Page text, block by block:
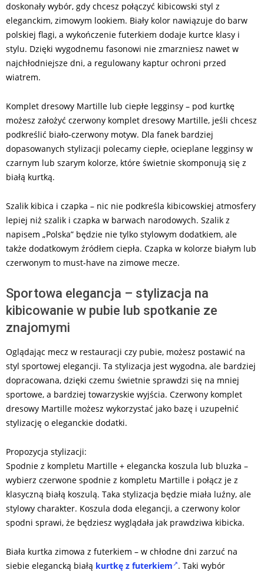
doskonały wybór, gdy chcesz połączyć kibicowski styl z
eleganckim, zimowym lookiem. Biały kolor nawiązuje do barw
polskiej flagi, a wykończenie futerkiem dodaje kurtce klasy i
stylu. Dzięki wygodnemu fasonowi nie zmarzniesz nawet w
najchłodniejsze dni, a regulowany kaptur ochroni przed
wiatrem.
Komplet dresowy Martille lub ciepłe legginsy – pod kurtkę
możesz założyć czerwony komplet dresowy Martille, jeśli chcesz
podkreślić biało-czerwony motyw. Dla fanek bardziej
dopasowanych stylizacji polecamy ciepłe, ocieplane legginsy w
czarnym lub szarym kolorze, które świetnie skomponują się z
białą kurtką.
Szalik kibica i czapka – nic nie podkreśla kibicowskiej atmosfery
lepiej niż szalik i czapka w barwach narodowych. Szalik z
napisem „Polska” będzie nie tylko stylowym dodatkiem, ale
także dodatkowym źródłem ciepła. Czapka w kolorze białym lub
czerwonym to must-have na zimowe mecze.
Sportowa elegancja – stylizacja na
kibicowanie w pubie lub spotkanie ze
znajomymi
Oglądając mecz w restauracji czy pubie, możesz postawić na
styl sportowej elegancji. Ta stylizacja jest wygodna, ale bardziej
dopracowana, dzięki czemu świetnie sprawdzi się na mniej
sportowe, a bardziej towarzyskie wyjścia. Czerwony komplet
dresowy Martille możesz wykorzystać jako bazę i uzupełnić
stylizację o eleganckie dodatki.
Propozycja stylizacji:
Spodnie z kompletu Martille + elegancka koszula lub bluzka –
wybierz czerwone spodnie z kompletu Martille i połącz je z
klasyczną białą koszulą. Taka stylizacja będzie miała luźny, ale
stylowy charakter. Koszula doda elegancji, a czerwony kolor
spodni sprawi, że będziesz wyglądała jak prawdziwa kibicka.
Biała kurtka zimowa z futerkiem – w chłodne dni zarzuć na
siebie elegancką białą kurtkę z futerkiem . Taki wybór